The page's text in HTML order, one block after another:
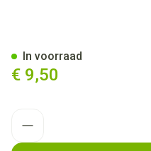
€ 9,50
In voorraad